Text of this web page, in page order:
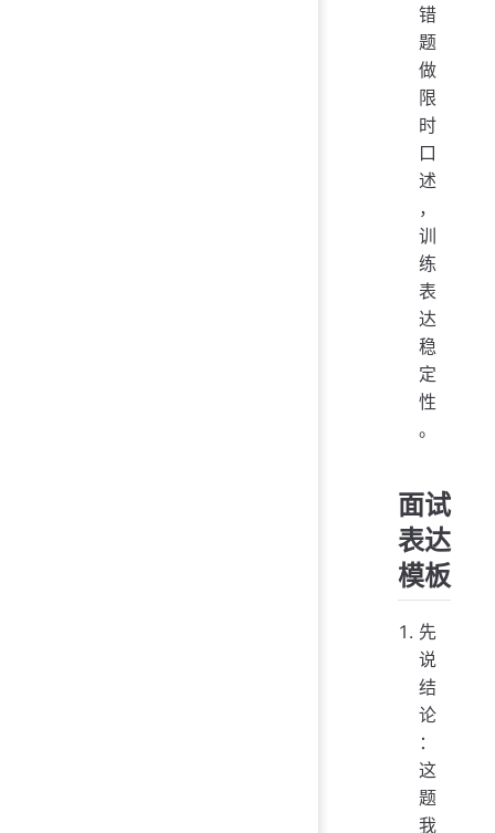
错
题
做
限
时
口
述
，
训
练
表
达
稳
定
性
。
面试
表达
模板
先
说
结
论
：
这
题
我